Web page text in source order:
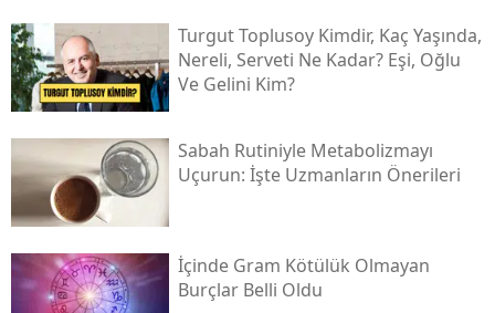
Turgut Toplusoy Kimdir, Kaç Yaşında,
Nereli, Serveti Ne Kadar? Eşi, Oğlu
Ve Gelini Kim?
Sabah Rutiniyle Metabolizmayı
Uçurun: İşte Uzmanların Önerileri
İçinde Gram Kötülük Olmayan
Burçlar Belli Oldu